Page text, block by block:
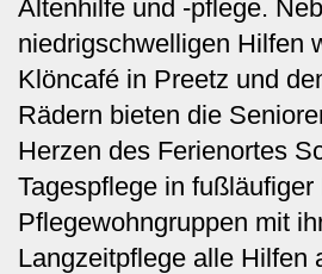
Altenhilfe und -pflege.
niedrigschwelligen Hilfen
Klöncafé in Preetz und
Rädern bieten die
Herzen des Ferienortes
Tagespflege in
Pflegewohngruppen mit
Langzeitpflege alle Hilfen